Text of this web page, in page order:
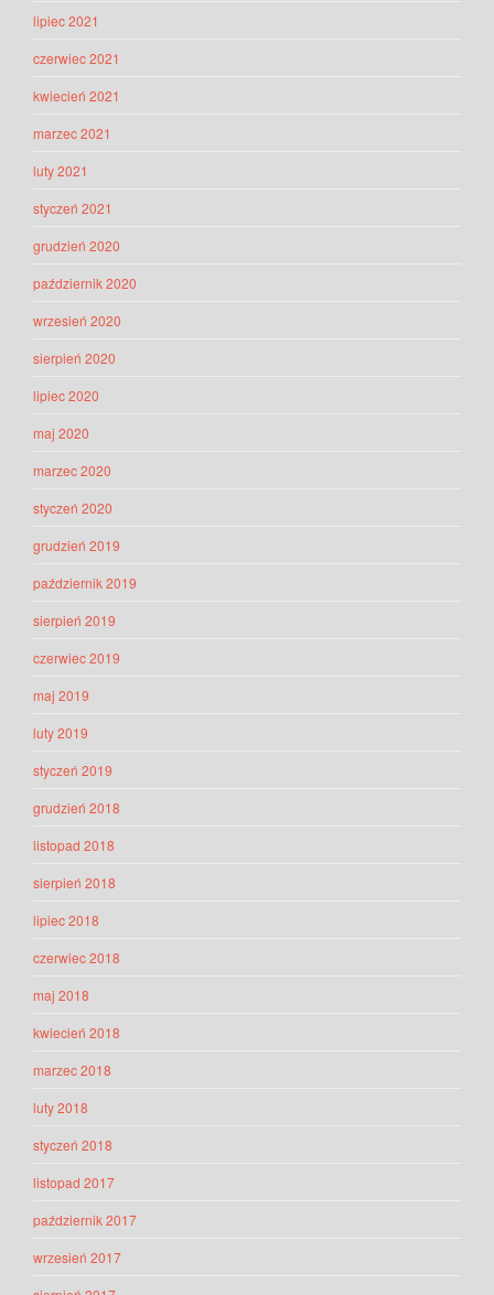
lipiec 2021
czerwiec 2021
kwiecień 2021
marzec 2021
luty 2021
styczeń 2021
grudzień 2020
październik 2020
wrzesień 2020
sierpień 2020
lipiec 2020
maj 2020
marzec 2020
styczeń 2020
grudzień 2019
październik 2019
sierpień 2019
czerwiec 2019
maj 2019
luty 2019
styczeń 2019
grudzień 2018
listopad 2018
sierpień 2018
lipiec 2018
czerwiec 2018
maj 2018
kwiecień 2018
marzec 2018
luty 2018
styczeń 2018
listopad 2017
październik 2017
wrzesień 2017